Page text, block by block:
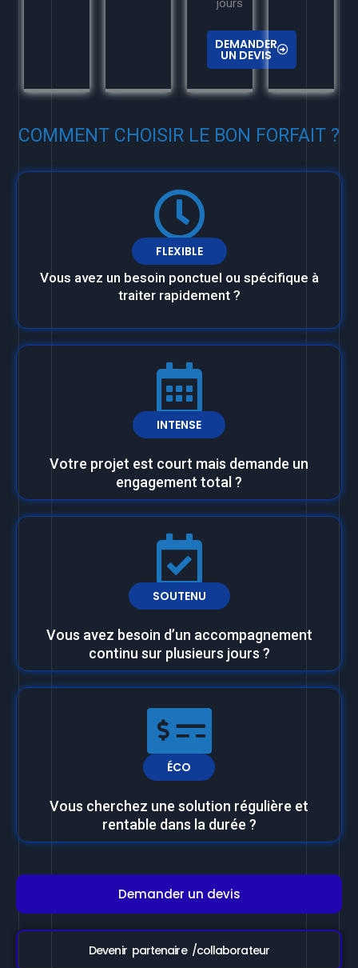
jours
DEMANDER
UN DEVIS
COMMENT CHOISIR LE BON FORFAIT ?
FLEXIBLE
Vous avez un besoin ponctuel ou spécifique à
traiter rapidement ?
INTENSE
Votre projet est court mais demande un
engagement total ?
SOUTENU
Vous avez besoin d’un accompagnement
continu sur plusieurs jours ?
ÉCO
Vous cherchez une solution régulière et
rentable dans la durée ?
Demander un devis
Devenir partenaire /collaborateur